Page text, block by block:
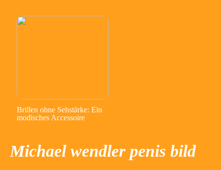
Brillen ohne Sehstärke: Ein
modisches Accessoire
Michael wendler penis bild